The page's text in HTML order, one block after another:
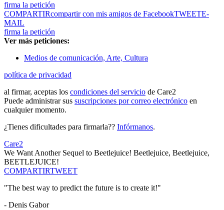
firma la petición
COMPARTIRcompartir con mis amigos de FacebookTWEETE-
MAIL
firma la petición
Ver más peticiones:
Medios de comunicación, Arte, Cultura
política de privacidad
al firmar, aceptas los condiciones del servicio de Care2
Puede administrar sus suscripciones por correo electrónico en
cualquier momento.
¿Tienes dificultades para firmarla?? Infórmanos.
Care2
We Want Another Sequel to Beetlejuice! Beetlejuice, Beetlejuice,
BEETLEJUICE!
COMPARTIRTWEET
"The best way to predict the future is to create it!"
- Denis Gabor